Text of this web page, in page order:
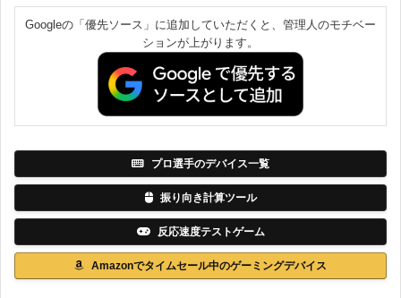
Googleの「優先ソース」に追加していただくと、管理人のモチベー
ションが上がります。
プロ選手のデバイス一覧
振り向き計算ツール
反応速度テストゲーム
Amazonでタイムセール中のゲーミングデバイス